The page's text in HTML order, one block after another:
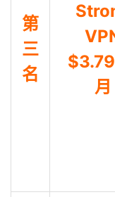
第
三
名
月